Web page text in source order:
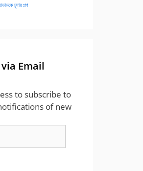
চুদার গল্প
Email
to subscribe to
of new